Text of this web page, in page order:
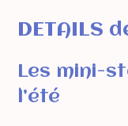
DETAILS
Les mini-
l’été